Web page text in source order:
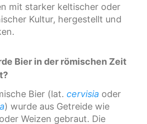
mit starker keltischer oder
Kultur, hergestellt und
Bier in der römischen Zeit
Bier (lat.cervisia oder
) wurde aus Getreide wie
Weizen gebraut. Die